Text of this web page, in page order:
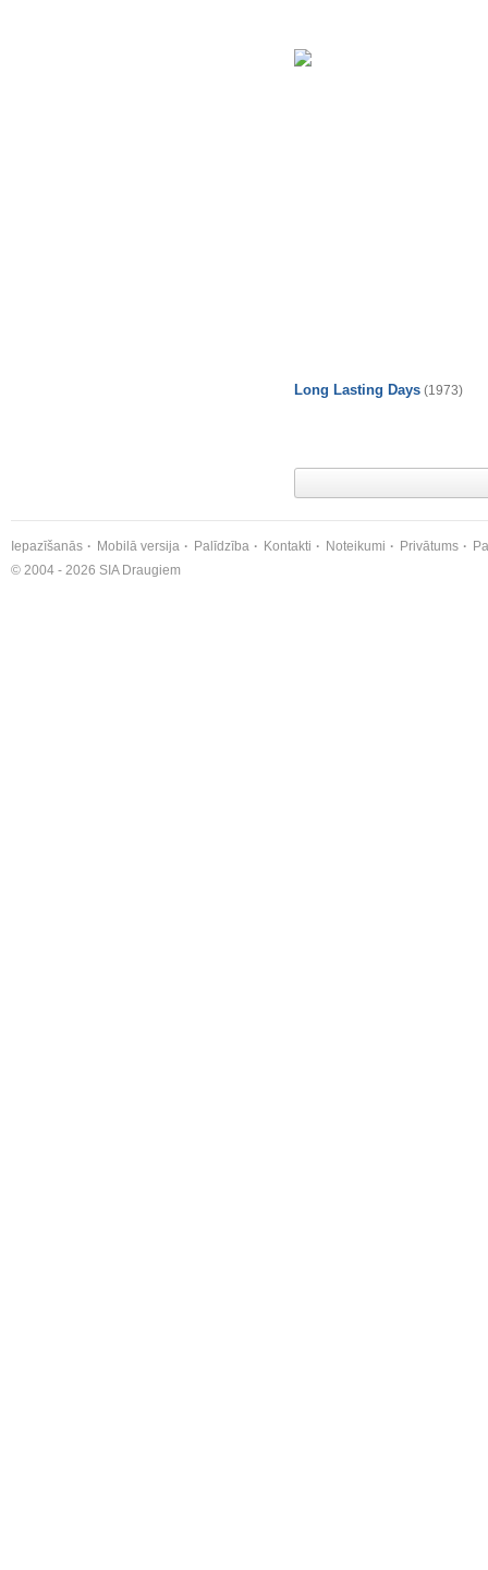
Long Lasting Days (1973)
Iepazīšanās Mobilā versija Palīdzība Kontakti Noteikumi Privātums
© 2004 - 2026 SIA Draugiem